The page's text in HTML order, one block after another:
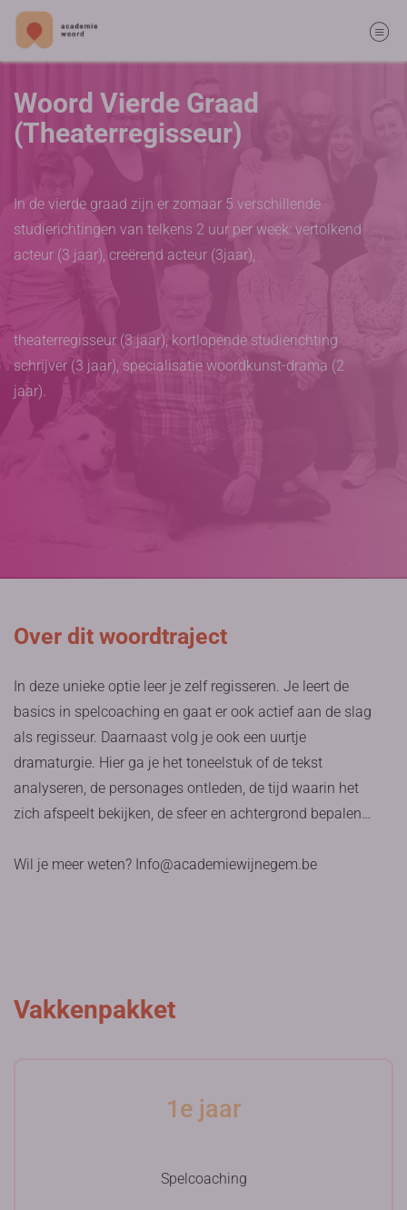
Woord Vierde Graad
(Theaterregisseur)
In de vierde graad zijn er zomaar 5 verschillende
studierichtingen van telkens 2 uur per week: vertolkend
acteur (3 jaar), creërend acteur (3jaar),
theaterregisseur (3 jaar), kortlopende studierichting
schrijver (3 jaar), specialisatie woordkunst-drama (2
jaar).
Over dit woordtraject
In deze unieke optie leer je zelf regisseren. Je leert de
basics in spelcoaching en gaat er ook actief aan de slag
als regisseur. Daarnaast volg je ook een uurtje
dramaturgie. Hier ga je het toneelstuk of de tekst
analyseren, de personages ontleden, de tijd waarin het
zich afspeelt bekijken, de sfeer en achtergrond bepalen…
Wil je meer weten? Info@academiewijnegem.be
Vakkenpakket
1e jaar
Spelcoaching